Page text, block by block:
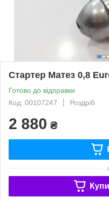
Стартер Матез 0,8
Готово до відправки
Код: 00107247
Роздріб
2 880 ₴